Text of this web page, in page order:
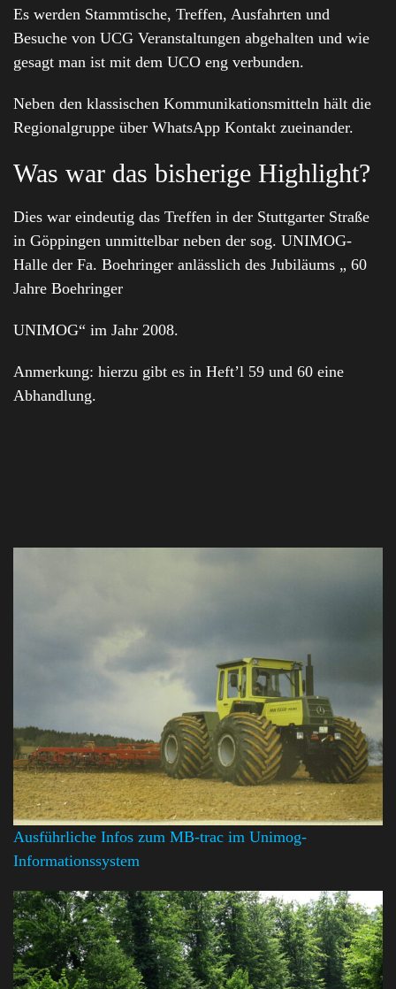
Es werden Stammtische, Treffen, Ausfahrten und
Besuche von UCG Veranstaltungen abgehalten und wie
gesagt man ist mit dem UCO eng verbunden.
Neben den klassischen Kommunikationsmitteln hält die
Regionalgruppe über WhatsApp Kontakt zueinander.
Was war das bisherige Highlight?
Dies war eindeutig das Treffen in der Stuttgarter Straße
in Göppingen unmittelbar neben der sog. UNIMOG-
Halle der Fa. Boehringer anlässlich des Jubiläums „ 60
Jahre Boehringer
UNIMOG“ im Jahr 2008.
Anmerkung: hierzu gibt es in Heft’l 59 und 60 eine
Abhandlung.
Ausführliche Infos zum MB-trac im Unimog-
Informationssystem